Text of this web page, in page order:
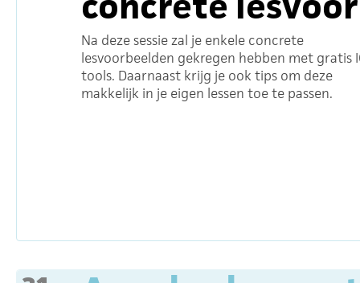
Na deze sessie zal je enkele concrete
lesvoorbeelden gekregen hebben met gratis
tools. Daarnaast krijg je ook tips om deze
makkelijk in je eigen lessen toe te passen.